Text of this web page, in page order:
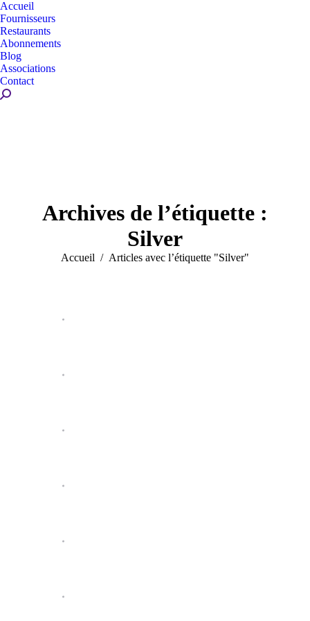
Accueil
Fournisseurs
Restaurants
Abonnements
Blog
Associations
Contact
Recherche
Archives de l’étiquette :
Silver
Vous êtes ici :
Accueil Articles avec l’étiquette "Silver"